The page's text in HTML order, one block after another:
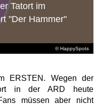
© HappySpots
Tatort im
"Der Hammer"
ERSTEN. Wegen der
in der ARD heute
müssen aber nicht